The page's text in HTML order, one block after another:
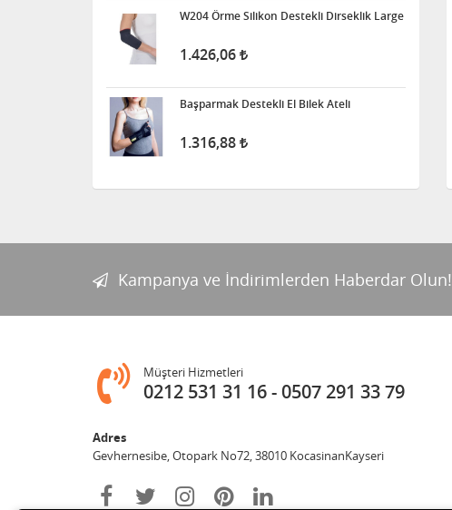
Klozet Tutunma Destek
11.915,63
Bistüri Ucu
1.342,18
İdrar Alarm Cihazı Sesli Ve
1.455,00
W204 Örme Silikon Destekli Dirseklik Large
1.426,06
Başparmak Destekli El Bilek Ateli
1.316,88
Kampanya ve İndirimlerden Haberdar Olun!
Müşteri Hizmetleri
0212 531 31 16 0507 291 33 79
Adres
Gevhernesibe, Otopark No72, 38010 KocasinanKayseri